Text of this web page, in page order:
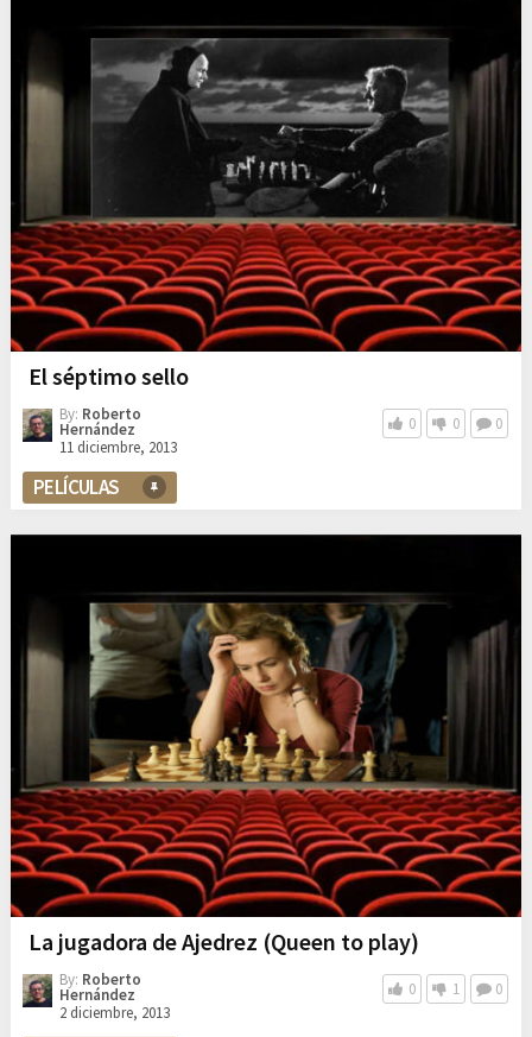
El séptimo sello
By: Roberto
Hernández
11 diciembre, 2013
0 0 0
PELÍCULAS
La jugadora de Ajedrez (Queen to play)
By: Roberto
Hernández
2 diciembre, 2013
0 1 0